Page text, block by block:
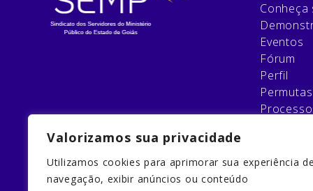
Valorizamos sua privacidade
Utilizamos cookies para aprimorar sua experiência de
navegação, exibir anúncios ou conteúdo
Eventos
Fórum
Perfil
Permutas
Esqueci
Filie-se